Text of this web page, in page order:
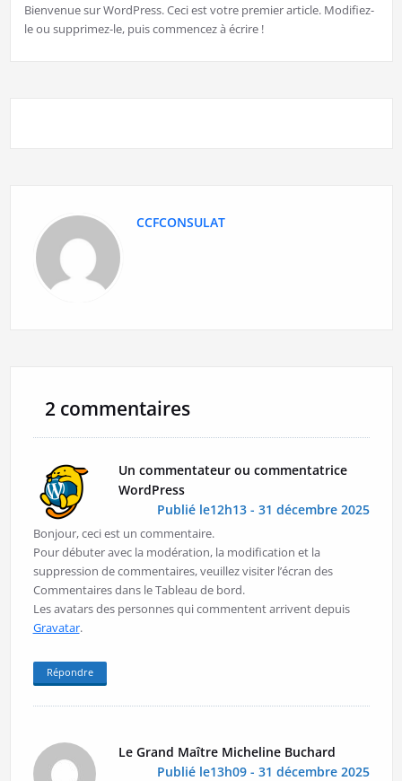
Bienvenue sur WordPress. Ceci est votre premier article. Modifiez-
le ou supprimez-le, puis commencez à écrire !
CCFCONSULAT
2 commentaires
Un commentateur ou commentatrice
WordPress
Publié le12h13 - 31 décembre 2025
Bonjour, ceci est un commentaire.
Pour débuter avec la modération, la modification et la
suppression de commentaires, veuillez visiter l’écran des
Commentaires dans le Tableau de bord.
Les avatars des personnes qui commentent arrivent depuis
Gravatar.
Répondre
Le Grand Maître Micheline Buchard
Publié le13h09 - 31 décembre 2025